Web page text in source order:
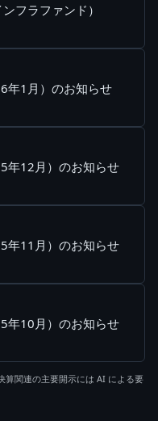
フラファンド）
年1月）のお知らせ
年12月）のお知らせ
年11月）のお知らせ
年10月）のお知らせ
算関連の主要開示には AI による要